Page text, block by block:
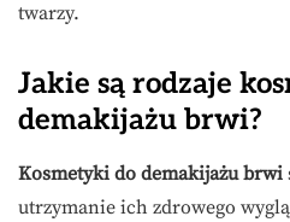
twarzy.
Jakie są rodzaje
demakijażu brwi?
Kosmetyki do demakijażu brwi
utrzymanie ich zdrowego